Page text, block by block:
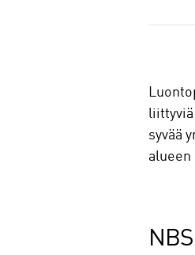
a
syvää